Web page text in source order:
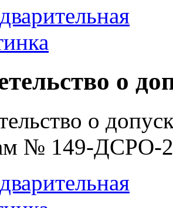
о
о
№ 149-ДСРО-